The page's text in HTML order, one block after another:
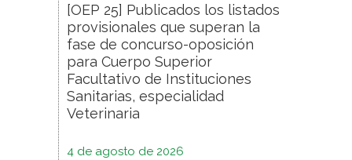
[OEP 25] Publicados los listados
provisionales que superan la
fase de concurso-oposición
para Cuerpo Superior
Facultativo de Instituciones
Sanitarias, especialidad
Veterinaria
4 de agosto de 2026